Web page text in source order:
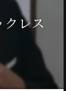
レス